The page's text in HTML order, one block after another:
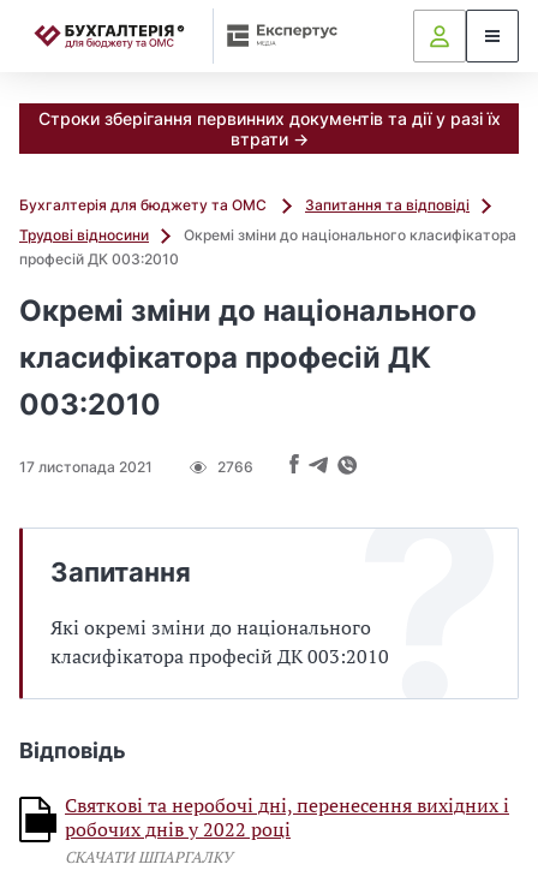
Строки зберігання первинних документів та дії у разі їх
втрати →
Бухгалтерія для бюджету та ОМС
Запитання та відповіді
Трудові відносини
Окремі зміни до національного класифікатора
професій ДК 003:2010
Окремі зміни до національного
класифікатора професій ДК
003:2010
17 листопада 2021 2766
Запитання
Які окремі зміни до національного
класифікатора професій ДК 003:2010
Відповідь
Святкові та неробочі дні, перенесення вихідних і
робочих днів у 2022 році
СКАЧАТИ ШПАРГАЛКУ